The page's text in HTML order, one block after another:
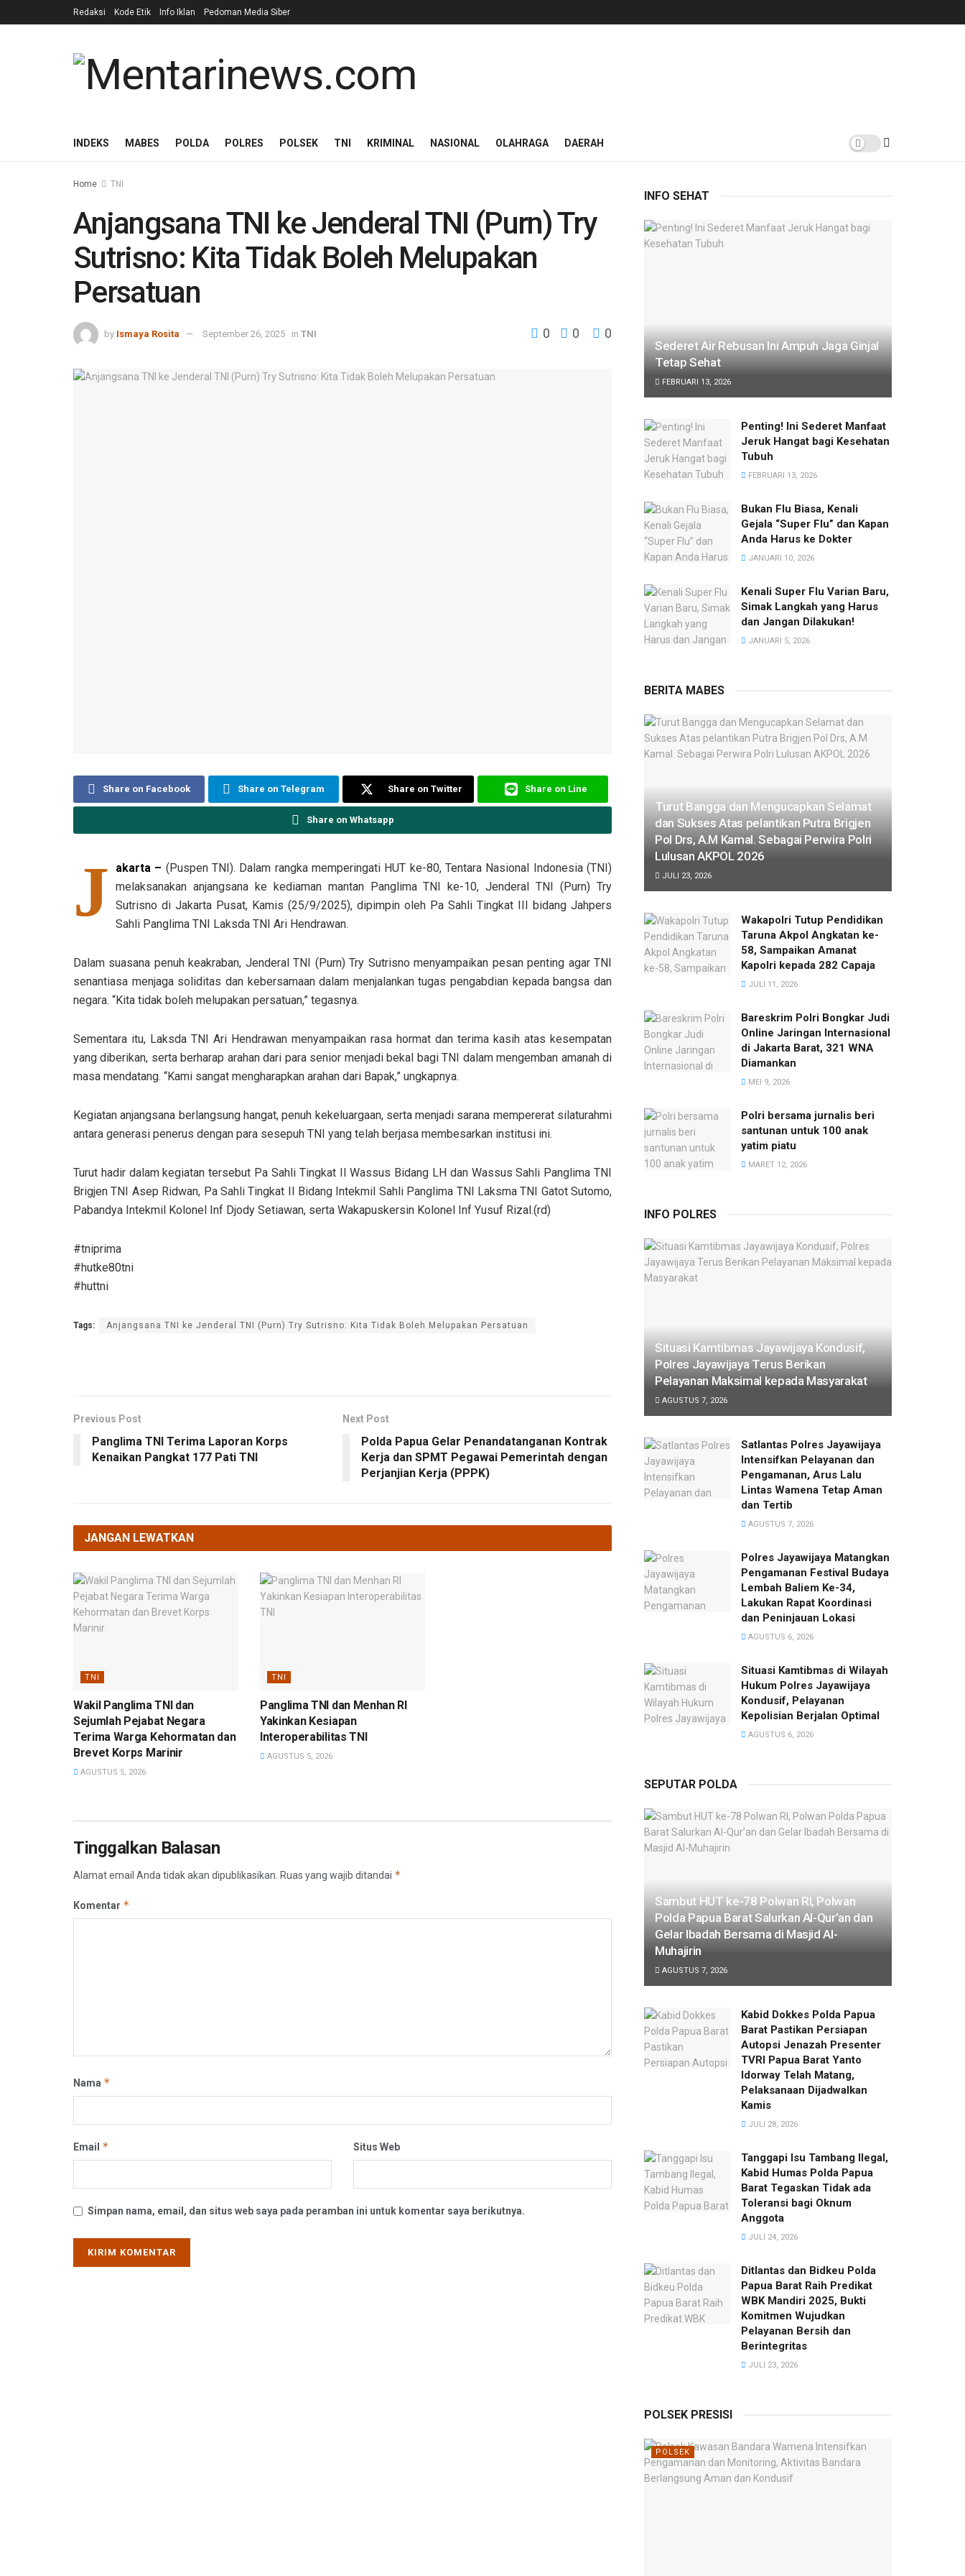
Redaksi Kode Etik Info Iklan Pedoman Media Siber
INDEKS MABES POLDA POLRES POLSEK TNI KRIMINAL NASIONAL OLAHRAGA DAERAH
Home TNI
Anjangsana TNI ke Jenderal TNI (Purn) Try
Sutrisno: Kita Tidak Boleh Melupakan
Persatuan
by Ismaya Rosita September 26, 2025 in TNI 0 0 0
Share on Facebook Share on Telegram Share on Twitter Share on Line
Share on Whatsapp
J akarta – (Puspen TNI). Dalam rangka memperingati HUT ke-80, Tentara Nasional Indonesia (TNI)
melaksanakan anjangsana ke kediaman mantan Panglima TNI ke-10, Jenderal TNI (Purn) Try
Sutrisno di Jakarta Pusat, Kamis (25/9/2025), dipimpin oleh Pa Sahli Tingkat III bidang Jahpers
Sahli Panglima TNI Laksda TNI Ari Hendrawan.
Dalam suasana penuh keakraban, Jenderal TNI (Purn) Try Sutrisno menyampaikan pesan penting agar TNI
senantiasa menjaga soliditas dan kebersamaan dalam menjalankan tugas pengabdian kepada bangsa dan
negara. “Kita tidak boleh melupakan persatuan,” tegasnya.
Sementara itu, Laksda TNI Ari Hendrawan menyampaikan rasa hormat dan terima kasih atas kesempatan
yang diberikan, serta berharap arahan dari para senior menjadi bekal bagi TNI dalam mengemban amanah di
masa mendatang. “Kami sangat mengharapkan arahan dari Bapak,” ungkapnya.
Kegiatan anjangsana berlangsung hangat, penuh kekeluargaan, serta menjadi sarana mempererat silaturahmi
antara generasi penerus dengan para sesepuh TNI yang telah berjasa membesarkan institusi ini.
Turut hadir dalam kegiatan tersebut Pa Sahli Tingkat II Wassus Bidang LH dan Wassus Sahli Panglima TNI
Brigjen TNI Asep Ridwan, Pa Sahli Tingkat II Bidang Intekmil Sahli Panglima TNI Laksma TNI Gatot Sutomo,
Pabandya Intekmil Kolonel Inf Djody Setiawan, serta Wakapuskersin Kolonel Inf Yusuf Rizal.(rd)
#tniprima
#hutke80tni
#huttni
Tags: Anjangsana TNI ke Jenderal TNI (Purn) Try Sutrisno: Kita Tidak Boleh Melupakan Persatuan
Previous Post
Panglima TNI Terima Laporan Korps
Kenaikan Pangkat 177 Pati TNI
Next Post
Polda Papua Gelar Penandatanganan Kontrak
Kerja dan SPMT Pegawai Pemerintah dengan
Perjanjian Kerja (PPPK)
JANGAN LEWATKAN
TNI
Wakil Panglima TNI dan
Sejumlah Pejabat Negara
Terima Warga Kehormatan dan
Brevet Korps Marinir
AGUSTUS 5, 2026
TNI
Panglima TNI dan Menhan RI
Yakinkan Kesiapan
Interoperabilitas TNI
AGUSTUS 5, 2026
Tinggalkan Balasan
Alamat email Anda tidak akan dipublikasikan. Ruas yang wajib ditandai *
Komentar *
Nama *
Email * Situs Web
Simpan nama, email, dan situs web saya pada peramban ini untuk komentar saya berikutnya.
INFO SEHAT
Sederet Air Rebusan Ini Ampuh Jaga Ginjal
Tetap Sehat
FEBRUARI 13, 2026
Penting! Ini Sederet Manfaat
Jeruk Hangat bagi Kesehatan
Tubuh
FEBRUARI 13, 2026
Bukan Flu Biasa, Kenali
Gejala “Super Flu” dan Kapan
Anda Harus ke Dokter
JANUARI 10, 2026
Kenali Super Flu Varian Baru,
Simak Langkah yang Harus
dan Jangan Dilakukan!
JANUARI 5, 2026
BERITA MABES
Turut Bangga dan Mengucapkan Selamat
dan Sukses Atas pelantikan Putra Brigjen
Pol Drs, A.M Kamal. Sebagai Perwira Polri
Lulusan AKPOL 2026
JULI 23, 2026
Wakapolri Tutup Pendidikan
Taruna Akpol Angkatan ke-
58, Sampaikan Amanat
Kapolri kepada 282 Capaja
JULI 11, 2026
Bareskrim Polri Bongkar Judi
Online Jaringan Internasional
di Jakarta Barat, 321 WNA
Diamankan
MEI 9, 2026
Polri bersama jurnalis beri
santunan untuk 100 anak
yatim piatu
MARET 12, 2026
INFO POLRES
Situasi Kamtibmas Jayawijaya Kondusif,
Polres Jayawijaya Terus Berikan
Pelayanan Maksimal kepada Masyarakat
AGUSTUS 7, 2026
Satlantas Polres Jayawijaya
Intensifkan Pelayanan dan
Pengamanan, Arus Lalu
Lintas Wamena Tetap Aman
dan Tertib
AGUSTUS 7, 2026
Polres Jayawijaya Matangkan
Pengamanan Festival Budaya
Lembah Baliem Ke-34,
Lakukan Rapat Koordinasi
dan Peninjauan Lokasi
AGUSTUS 6, 2026
Situasi Kamtibmas di Wilayah
Hukum Polres Jayawijaya
Kondusif, Pelayanan
Kepolisian Berjalan Optimal
AGUSTUS 6, 2026
SEPUTAR POLDA
Sambut HUT ke-78 Polwan RI, Polwan
Polda Papua Barat Salurkan Al-Qur’an dan
Gelar Ibadah Bersama di Masjid Al-
Muhajirin
AGUSTUS 7, 2026
Kabid Dokkes Polda Papua
Barat Pastikan Persiapan
Autopsi Jenazah Presenter
TVRI Papua Barat Yanto
Idorway Telah Matang,
Pelaksanaan Dijadwalkan
Kamis
JULI 28, 2026
Tanggapi Isu Tambang Ilegal,
Kabid Humas Polda Papua
Barat Tegaskan Tidak ada
Toleransi bagi Oknum
Anggota
JULI 24, 2026
Ditlantas dan Bidkeu Polda
Papua Barat Raih Predikat
WBK Mandiri 2025, Bukti
Komitmen Wujudkan
Pelayanan Bersih dan
Berintegritas
JULI 23, 2026
POLSEK PRESISI
POLSEK